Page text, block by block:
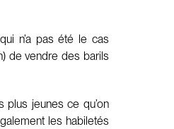
n’a pas été le cas
de vendre des barils
jeunes ce qu’on
les habiletés